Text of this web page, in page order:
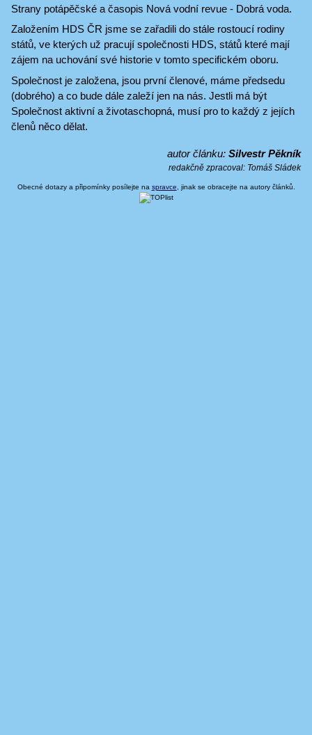
Strany potápěčské a časopis Nová vodní revue - Dobrá voda.
Založením HDS ČR jsme se zařadili do stále rostoucí rodiny
států, ve kterých už pracují společnosti HDS, států které mají
zájem na uchování své historie v tomto specifickém oboru.
Společnost je založena, jsou první členové, máme předsedu
(dobrého) a co bude dále zaleží jen na nás. Jestli má být
Společnost aktivní a životaschopná, musí pro to každý z jejích
členů něco dělat.
autor článku: Silvestr Pěkník
redakčně zpracoval: Tomáš Sládek
Obecné dotazy a připomínky posílejte na spravce , jinak se obracejte na autory článků.